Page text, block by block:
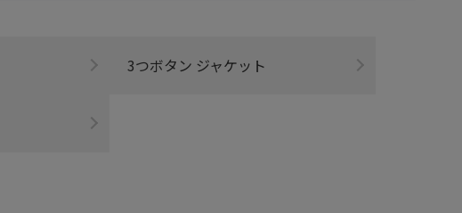
3つボタン ジャケット